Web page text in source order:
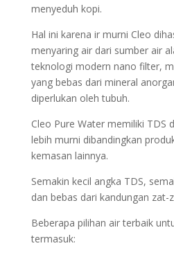
menyeduh kopi.
Hal ini karena ir murni Cleo
menyaring air dari sumber air
teknologi modern nano filter,
yang bebas dari mineral
diperlukan oleh tubuh.
Cleo Pure Water memiliki TDS
lebih murni dibandingkan
kemasan lainnya.
Semakin kecil angka TDS,
dan bebas dari kandungan zat-
Beberapa pilihan air terbaik
termasuk: